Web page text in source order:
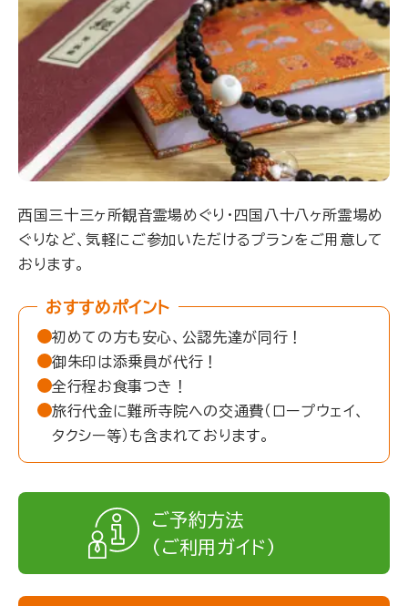
西国三十三ヶ所観音霊場めぐり・四国八十八ヶ所霊場め
ぐりなど、気軽にご参加いただけるプランをご用意して
おります。
おすすめポイント
初めての方も安心、公認先達が同行！
御朱印は添乗員が代行！
全行程お食事つき！
旅行代金に難所寺院への交通費（ロープウェイ、
タクシー等）も含まれております。
ご予約方法
（ご利用ガイド）